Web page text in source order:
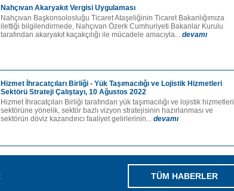
Nahçıvan Akaryakıt Vergisi Uygulaması
Nahçıvan Başkonsolosluğu Ticaret Ataşeliğinin Ticaret Bakanlığımıza
ilettiği bilgilendirmede, Nahçıvan Özerk Cumhuriyeti Bakanlar Kurulu
tarafından akaryakıt kaçakçılığı ile mücadele amacıyla... devamı
Hizmet İhracatçıları Birliği - Yük Taşımacılığı ve Lojistik Hizmetleri
Sektörü Strateji Çalıştayı, 10 Ağustos 2022
Hizmet İhracatçıları Birliği tarafından yük taşımacılığı ve lojistik hizmetleri
sektörüne yönelik, sektör bazlı vizyon stratejisinin hazırlanması ve
sektörün döviz kazandırıcı faaliyet gelirlerinin... devamı
TÜM HABERLER